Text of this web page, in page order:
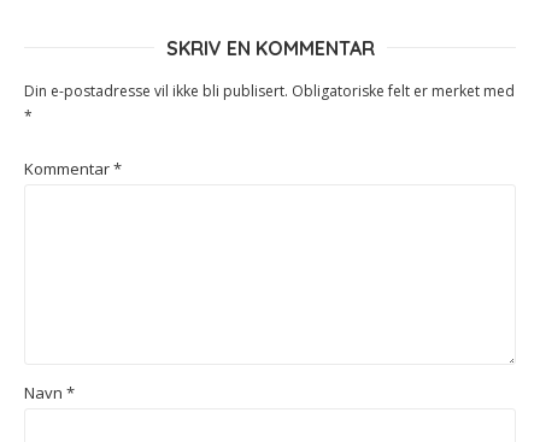
SKRIV EN KOMMENTAR
Din e-postadresse vil ikke bli publisert. Obligatoriske felt er merket med
*
Kommentar*
Navn *